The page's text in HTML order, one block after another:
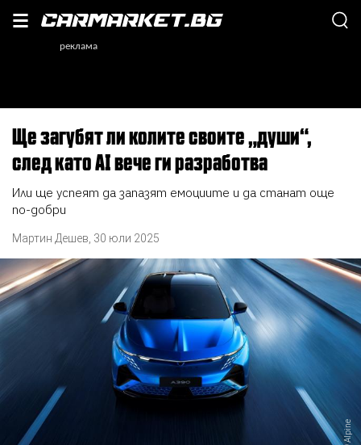
Ще загубят ли колите своите „души“,
след като AI вече ги разработва
Или ще успеят да запазят емоциите и да станат още
по-добри
Мартин Дешев 30 юли 2025
Alpine